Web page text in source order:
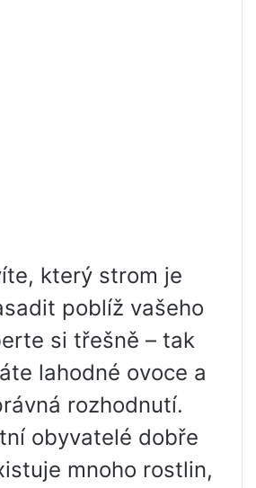
který strom je
poblíž vašeho
si třešně – tak
lahodné ovoce a
rozhodnutí.
obyvatelé dobře
mnoho rostlin,